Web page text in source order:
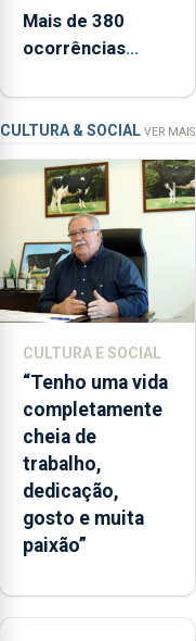
à
de
Conserveiros
dos
Açores,
que
emitiu
parecer
desfavorável
à
proposta
do
Chega,
critica
também
possibilidade
das
Mais de 380
ocorrências
apanha ilegal de
lapas entre 2022
e 2026
CULTURA & SOCIAL VER MAIS
CULTURA E SOCIAL
“Tenho uma vida
completamente
cheia de
trabalho,
dedicação,
gosto e muita
paixão”